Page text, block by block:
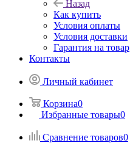
Назад
Как купить
Условия оплаты
Условия доставки
Гарантия на товар
Контакты
Личный кабинет
Корзина0
Избранные товары0
Сравнение товаров0